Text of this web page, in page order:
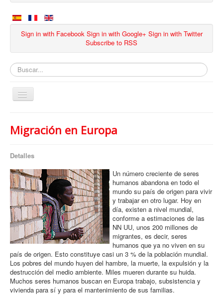
Sign in with Facebook Sign in with Google+ Sign in with Twitter
Subscribe to RSS
Buscar
Cambiar
navegación
¿Quiénes somos?
¿Qué hacemos?
Temas
Publicaciones
Artículos archivados
Contacto
Migración en Europa
Detalles
Un número creciente de seres
humanos abandona en todo el
mundo su país de origen para vivir
y trabajar en otro lugar. Hoy en
día, existen a nivel mundial,
conforme a estimaciones de las
NN UU, unos 200 millones de
migrantes, es decir, seres
humanos que ya no viven en su
país de origen. Esto constituye casi un 3 % de la población mundial.
Los pobres del mundo huyen del hambre, la muerte, la expulsión y la
destrucción del medio ambiente. Miles mueren durante su huida.
Muchos seres humanos buscan en Europa trabajo, subsistencia y
vivienda para sí y para el mantenimiento de sus familias.